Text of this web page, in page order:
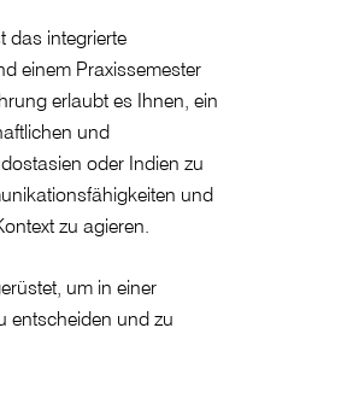
das integrierte
einem Praxissemester
erlaubt es Ihnen, ein
und
oder Indien zu
und
zu agieren.
um in einer
entscheiden und zu